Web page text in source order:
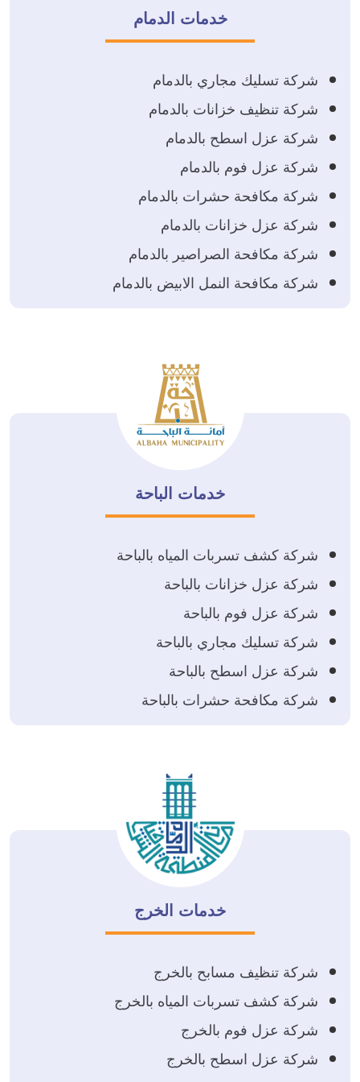
خدمات الدمام
شركة تسليك مجاري بالدمام
شركة تنظيف خزانات بالدمام
شركة عزل اسطح بالدمام
شركة عزل فوم بالدمام
شركة مكافحة حشرات بالدمام
شركة عزل خزانات بالدمام
شركة مكافحة الصراصير بالدمام
شركة مكافحة النمل الابيض بالدمام
خدمات الباحة
شركة كشف تسربات المياه بالباحة
شركة عزل خزانات بالباحة
شركة عزل فوم بالباحة
شركة تسليك مجاري بالباحة
شركة عزل اسطح بالباحة
شركة مكافحة حشرات بالباحة
خدمات الخرج
شركة تنظيف مسابح بالخرج
شركة كشف تسربات المياه بالخرج
شركة عزل فوم بالخرج
شركة عزل اسطح بالخرج